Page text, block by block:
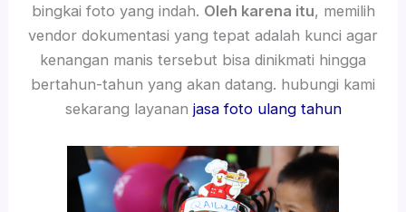
bingkai foto yang indah. Oleh karena itu, memilih
vendor dokumentasi yang tepat adalah kunci agar
kenangan manis tersebut bisa dinikmati hingga
bertahun-tahun yang akan datang. hubungi kami
sekarang layanan jasa foto ulang tahun